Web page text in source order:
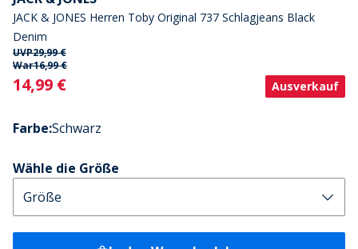
JACK & JONES Herren Toby Original 737 Schlagjeans Black
Denim
UVP29,99 €
War16,99 €
Current
14,99 € Ausverkauf
Farbe:Schwarz
Wähle die Größe